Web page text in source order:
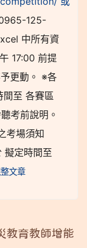
125-
中所有資
17:00 前提
更動。 ※各
間至 各賽區
考前說明。
考場須知
擬定時間至
文章
教育教師增能